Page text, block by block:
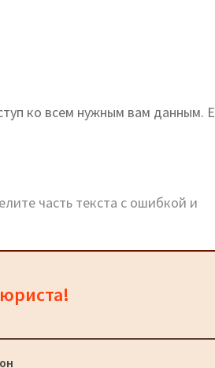
ко всем нужным вам данным.
часть текста с ошибкой и